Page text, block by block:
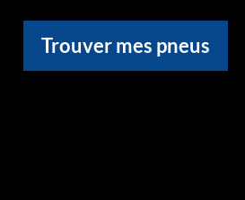
Trouver mes pneus